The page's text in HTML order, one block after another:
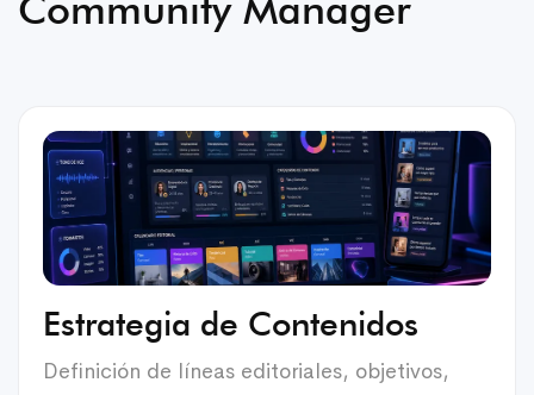
Estrategia de Contenidos
Definición de líneas editoriales, objetivos,